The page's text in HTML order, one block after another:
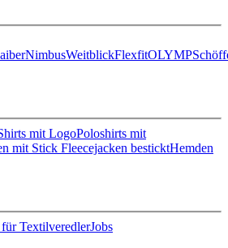
NimbusWeitblickFlexfitOLYMP
mit LogoPoloshirts mit
mit Stick Fleecejacken besticktHemden
TextilveredlerJobs